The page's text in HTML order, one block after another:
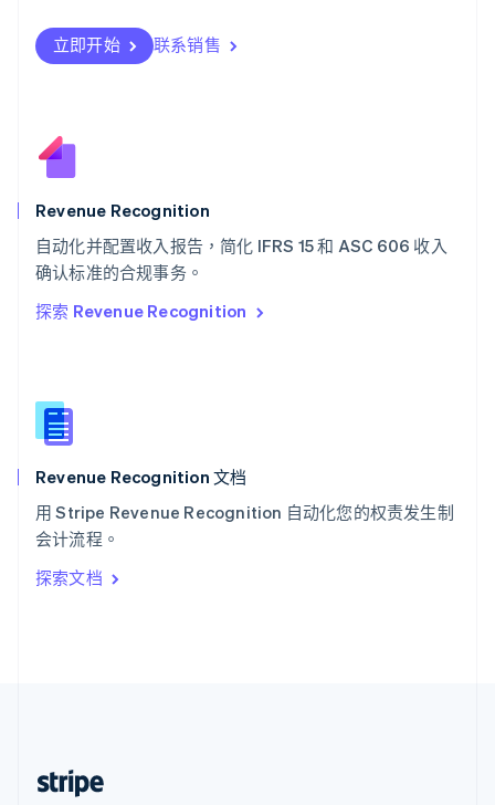
立即开始 联系销售
Revenue Recognition
自动化并配置收入报告，简化 IFRS 15 和 ASC 606 收入
确认标准的合规事务。
探索 Revenue Recognition
Revenue Recognition 文档
用 Stripe Revenue Recognition 自动化您的权责发生制
会计流程。
探索文档
瑞典
Svenska English
瑞士
English
斯洛文尼亚
Italiano
泰国
ไทยEnglish
English
English
新西兰
匈牙利
意大利
Italiano
印度
English